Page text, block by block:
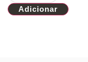
Adicionar